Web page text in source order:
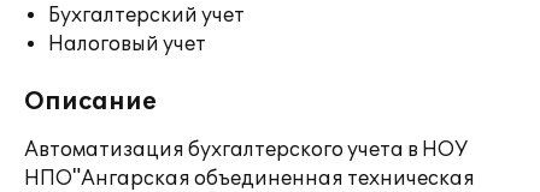
Бухгалтерский учет
Налоговый учет
Описание
Автоматизация бухгалтерского учета в НОУ
НПО"Ангарская объединенная техническая